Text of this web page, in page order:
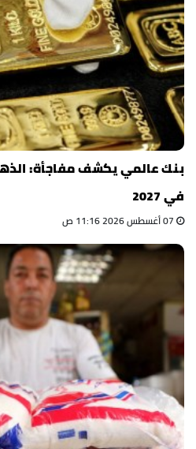
بنك عالمي يكشف مفاجأة:
في 2027